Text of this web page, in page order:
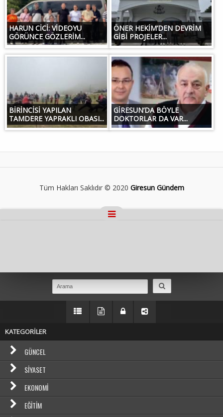
HARUN CİCİ: VİDEOYU
GÖRÜNCE GÖZLERİM...
ÖNER HEKİM’DEN DEVRİM
GİBİ PROJELER...
BİRİNCİSİ YAPILAN
TAMDERE YAPRAKLI OBASI...
GİRESUN’DA BÖYLE
DOKTORLAR DA VAR...
Tüm Hakları Saklıdır © 2020 Giresun Gündem
KATEGORİLER
GÜNCEL
SIYASET
EKONOMI
EĞITIM